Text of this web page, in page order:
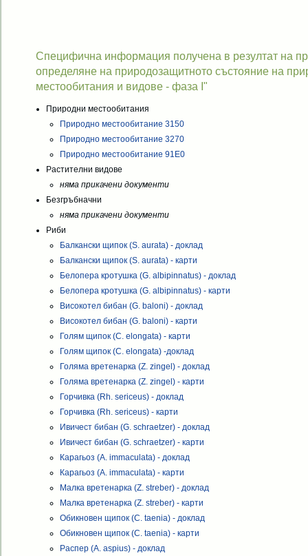
Специфична информация получена в резултат на
определяне на природозащитното състояние на
местообитания и видове - фаза I"
Природни местообитания
Природно местообитание 3150
Природно местообитание 3270
Природно местообитание 91Е0
Растителни видове
няма прикачени документи
Безгръбначни
няма прикачени документи
Риби
Балкански щипок (S. aurata) - доклад
Балкански щипок (S. aurata) - карти
Белопера кротушка (G. albipinnatus) - доклад
Белопера кротушка (G. albipinnatus) - карти
Високотел бибан (G. baloni) - доклад
Високотел бибан (G. baloni) - карти
Голям щипок (C. elongata) - карти
Голям щипок (C. elongata) -доклад
Голяма вретенарка (Z. zingel) - доклад
Голяма вретенарка (Z. zingel) - карти
Горчивка (Rh. sericeus) - доклад
Горчивка (Rh. sericeus) - карти
Ивичест бибан (G. schraetzer) - доклад
Ивичест бибан (G. schraetzer) - карти
Карагьоз (A. immaculata) - доклад
Карагьоз (A. immaculata) - карти
Малка вретенарка (Z. streber) - доклад
Малка вретенарка (Z. streber) - карти
Обикновен щипок (C. taenia) - доклад
Обикновен щипок (C. taenia) - карти
Распер (A. aspius) - доклад